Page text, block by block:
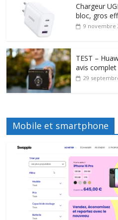
Chargeur
bloc, gros
9 novembre
TEST –
avis complet
29
Mobile et smartphone